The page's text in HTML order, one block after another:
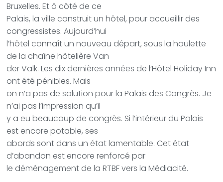
Bruxelles. Et à côté de ce
Palais, la ville construit un hôtel, pour accueillir des
congressistes. Aujourd’hui
l’hôtel connaît un nouveau départ, sous la houlette
de la chaîne hôtelière Van
der Valk. Les dix dernières années de l’Hôtel Holiday Inn
ont été pénibles. Mais
on n’a pas de solution pour la Palais des Congrès. Je
n’ai pas l’impression qu’il
y a eu beaucoup de congrès. Si l’intérieur du Palais
est encore potable, ses
abords sont dans un état lamentable. Cet état
d’abandon est encore renforcé par
le déménagement de la RTBF vers la Médiacité.